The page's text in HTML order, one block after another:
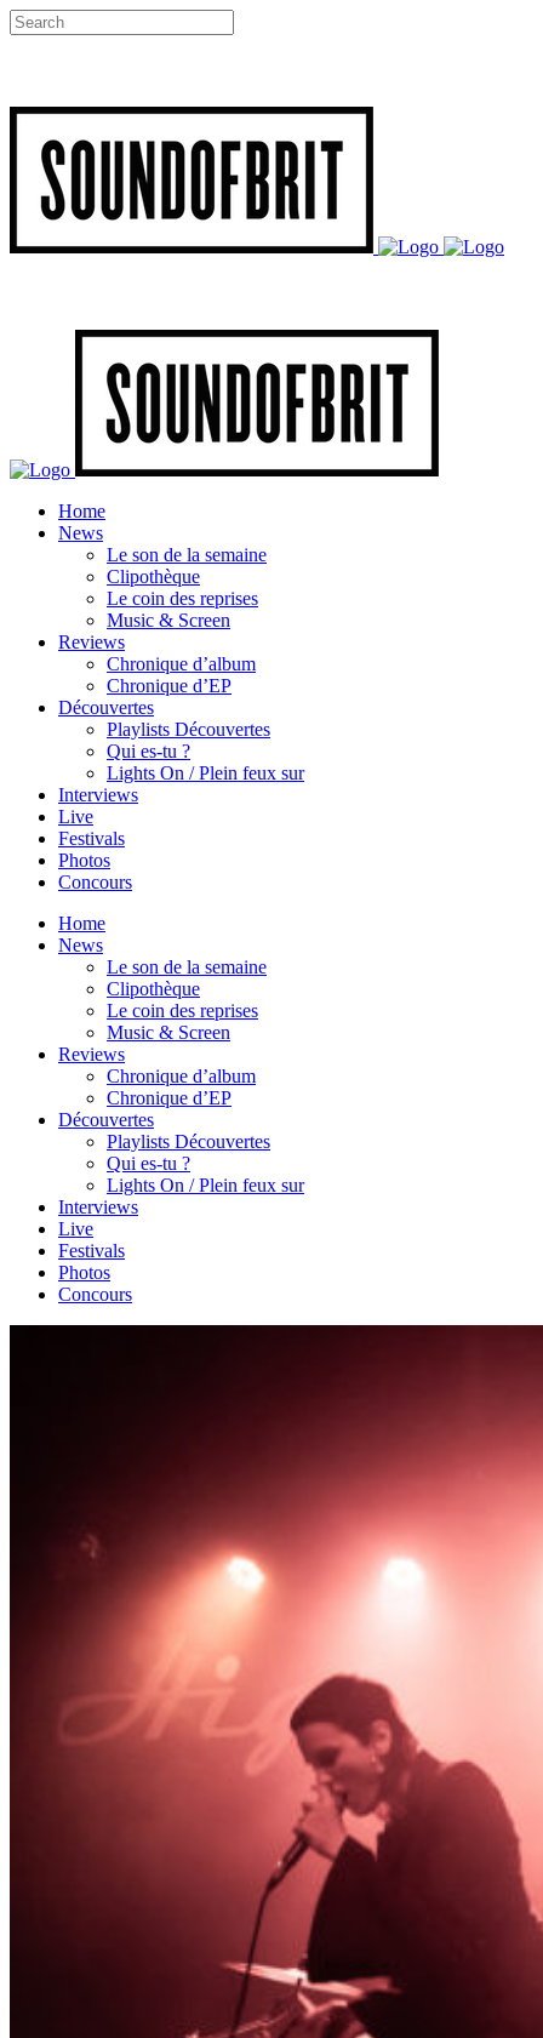
Home
News
Le son de la semaine
Clipothèque
Le coin des reprises
Music & Screen
Reviews
Chronique d’album
Chronique d’EP
Découvertes
Playlists Découvertes
Qui es-tu ?
Lights On / Plein feux sur
Interviews
Live
Festivals
Photos
Concours
Home
News
Le son de la semaine
Clipothèque
Le coin des reprises
Music & Screen
Reviews
Chronique d’album
Chronique d’EP
Découvertes
Playlists Découvertes
Qui es-tu ?
Lights On / Plein feux sur
Interviews
Live
Festivals
Photos
Concours